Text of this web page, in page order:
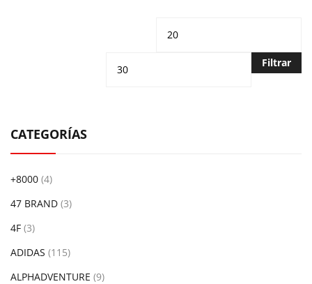
Precio
Filtrar
CATEGORÍAS
+8000 (4)
47 BRAND (3)
4F (3)
ADIDAS (115)
ALPHADVENTURE (9)